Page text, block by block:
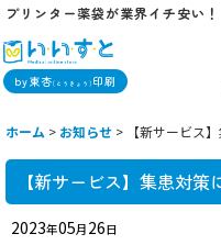
プリンター薬袋が業界イチ安い！
by東杏(とうきょう) 印刷
ホーム > お知らせ > 【新サービス
【新サービス】集患対
2023年05月26日